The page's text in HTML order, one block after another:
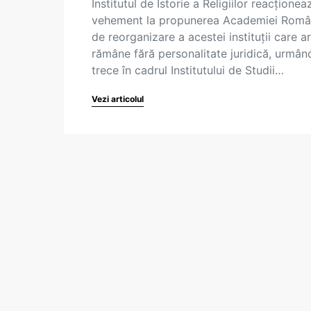
Institutul de Istorie a Religiilor
vehement la propunerea Academiei
de reorganizare a acestei instituții care ar
rămâne fără personalitate juridică,
trece în cadrul Institutului de Studii…
Vezi articolul